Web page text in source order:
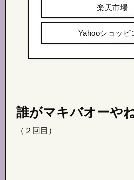
楽天市場
Yahooショッピ
誰がマキバオーや
（２回目）